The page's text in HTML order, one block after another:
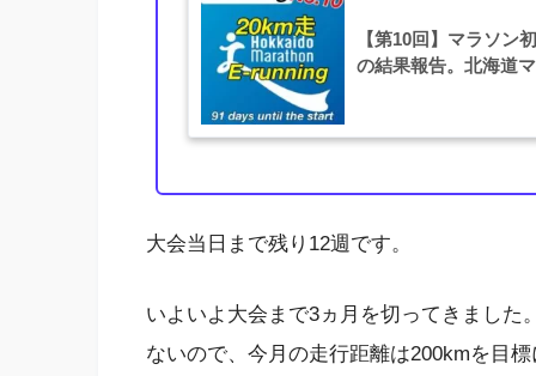
【第10回】マラソン
の結果報告。北海道
大会当日まで残り12週です。
いよいよ大会まで3ヵ月を切ってきまし
ないので、今月の走行距離は200kmを目